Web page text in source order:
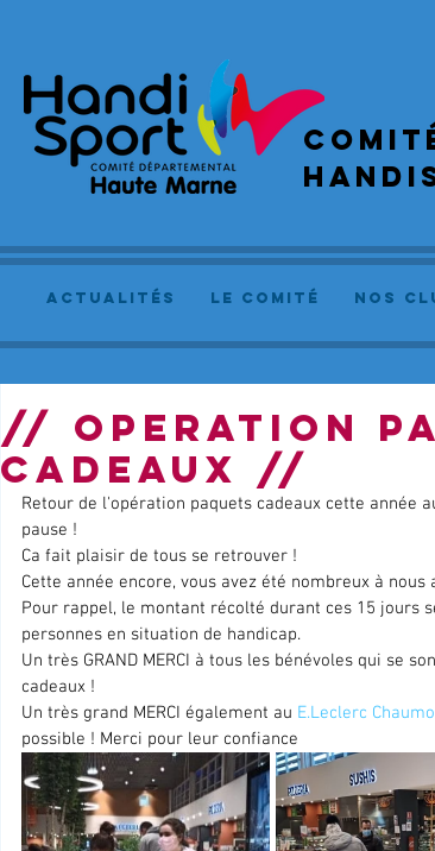
actualités le comité NOS
// OPERATION
CADEAUX //
Retour de l'opération paquets cadeaux cette année
pause !
Ca fait plaisir de tous se retrouver !
Cette année encore, vous avez été nombreux à
Pour rappel, le montant récolté durant ces 15 jours
personnes en situation de handicap.
Un très GRAND MERCI à tous les bénévoles qui se
cadeaux !
Un très grand MERCI également au E.Leclerc
possible ! Merci pour leur confiance